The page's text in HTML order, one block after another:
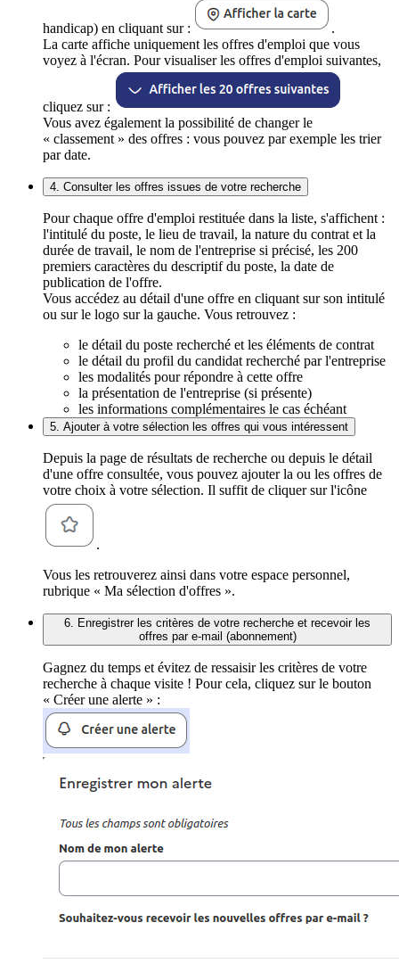
handicap) en cliquant sur :
.
La carte affiche uniquement les offres d'emploi que vous
voyez à l'écran. Pour visualiser les offres d'emploi suivantes,
cliquez sur :
Vous avez également la possibilité de changer le
« classement » des offres : vous pouvez par exemple les trier
par date.
4. Consulter les offres issues de votre recherche
Pour chaque offre d'emploi restituée dans la liste, s'affichent :
l'intitulé du poste, le lieu de travail, la nature du contrat et la
durée de travail, le nom de l'entreprise si précisé, les 200
premiers caractères du descriptif du poste, la date de
publication de l'offre.
Vous accédez au détail d'une offre en cliquant sur son intitulé
ou sur le logo sur la gauche. Vous retrouvez :
le détail du poste recherché et les éléments de contrat
le détail du profil du candidat recherché par l'entreprise
les modalités pour répondre à cette offre
la présentation de l'entreprise (si présente)
les informations complémentaires le cas échéant
5. Ajouter à votre sélection les offres qui vous intéressent
Depuis la page de résultats de recherche ou depuis le détail
d'une offre consultée, vous pouvez ajouter la ou les offres de
votre choix à votre sélection. Il suffit de cliquer sur l'icône
.
Vous les retrouverez ainsi dans votre espace personnel,
rubrique « Ma sélection d'offres ».
6. Enregistrer les critères de votre recherche et recevoir les
offres par e-mail (abonnement)
Gagnez du temps et évitez de ressaisir les critères de votre
recherche à chaque visite ! Pour cela, cliquez sur le bouton
« Créer une alerte » :